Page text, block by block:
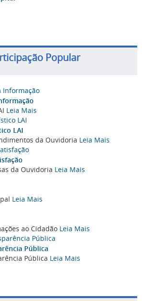
Popular
Leia Mais
LAI
da Ouvidoria Leia Mais
da Ouvidoria Leia Mais
Leia Mais
ao Cidadão Leia Mais
Pública
Pública Leia Mais